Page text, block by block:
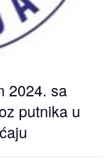
2024. sa
putnika u